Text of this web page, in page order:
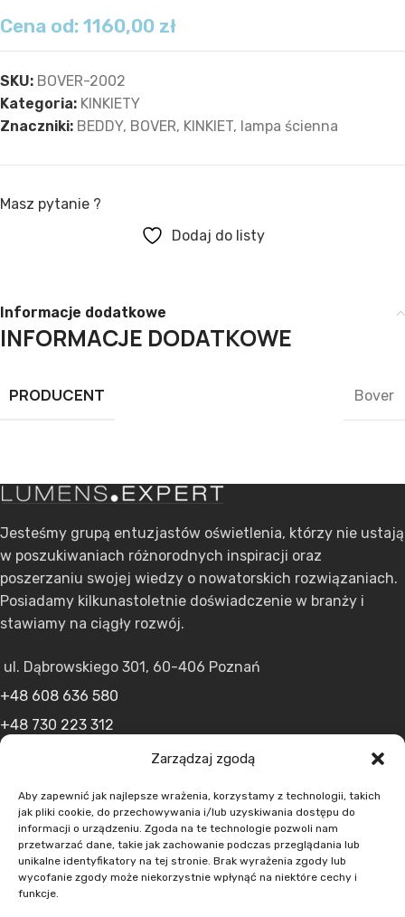
Zarządzaj zgodą
Aby zapewnić jak najlepsze wrażenia, korzystamy z technologii, takich
jak pliki cookie, do przechowywania i/lub uzyskiwania dostępu do
informacji o urządzeniu. Zgoda na te technologie pozwoli nam
przetwarzać dane, takie jak zachowanie podczas przeglądania lub
unikalne identyfikatory na tej stronie. Brak wyrażenia zgody lub
wycofanie zgody może niekorzystnie wpłynąć na niektóre cechy i
funkcje.
Cena od: 1160,00 zł
SKU: BOVER-2002
Kategoria: KINKIETY
Znaczniki: BEDDY, BOVER, KINKIET, lampa ścienna
Masz pytanie ?
Dodaj do listy
Informacje dodatkowe
INFORMACJE DODATKOWE
PRODUCENT Bover
Jesteśmy grupą entuzjastów oświetlenia, którzy nie ustają
w poszukiwaniach różnorodnych inspiracji oraz
poszerzaniu swojej wiedzy o nowatorskich rozwiązaniach.
Posiadamy kilkunastoletnie doświadczenie w branży i
stawiamy na ciągły rozwój.
ul. Dąbrowskiego 301, 60-406 Poznań
+48 608 636 580
+48 730 223 312
MENU